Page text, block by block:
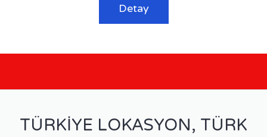
Detay
TÜRKİYE LOKASYON, TÜRK